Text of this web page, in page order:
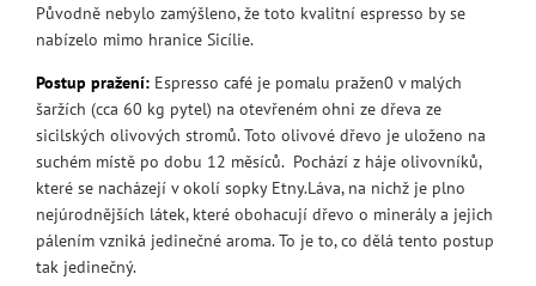
Původně nebylo zamýšleno, že toto kvalitní espresso by se
nabízelo mimo hranice Sicílie.
Postup pražení: Espresso café je pomalu pražen0 v malých
šaržích (cca 60 kg pytel) na otevřeném ohni ze dřeva ze
sicilských olivových stromů. Toto olivové dřevo je uloženo na
suchém místě po dobu 12 měsíců. Pochází z háje olivovníků,
které se nacházejí v okolí sopky Etny.Láva, na nichž je plno
nejúrodnějších látek, které obohacují dřevo o minerály a jejich
pálením vzniká jedinečné aroma. To je to, co dělá tento postup
tak jedinečný.